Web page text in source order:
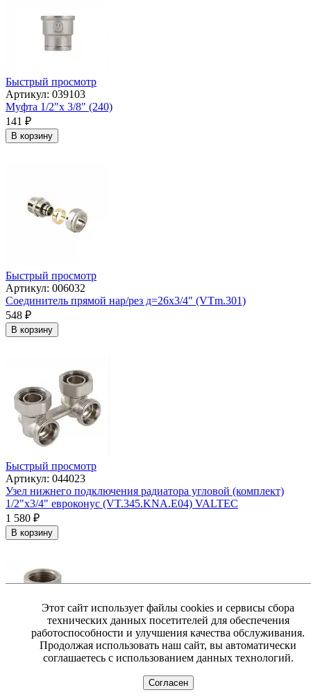
Быстрый просмотр
Артикул: 039103
Муфта 1/2"х 3/8" (240)
141 ₽
В корзину
Быстрый просмотр
Артикул: 006032
Соединитель прямой нар/рез д=26х3/4" (VTm.301)
548 ₽
В корзину
Быстрый просмотр
Артикул: 044023
Узел нижнего подключения радиатора угловой (комплект)
1/2"х3/4" евроконус (VT.345.KNA.E04) VALTEC
1 580 ₽
В корзину
Этот сайт использует файлы cookies и сервисы сбора
технических данных посетителей для обеспечения
работоспособности и улучшения качества обслуживания.
Продолжая использовать наш сайт, вы автоматически
соглашаетесь с использованием данных технологий.
Согласен